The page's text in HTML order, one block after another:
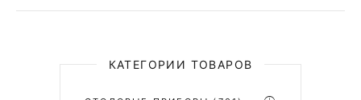
КАТЕГОРИИ ТОВАРОВ